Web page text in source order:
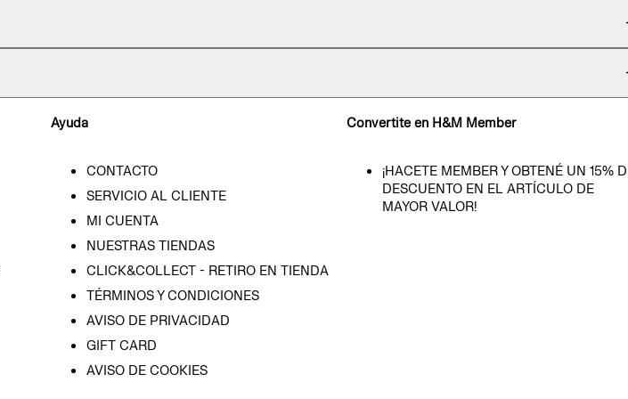
Ayuda
CONTACTO
SERVICIO AL CLIENTE
MI CUENTA
NUESTRAS TIENDAS
CLICK&COLLECT - RETIRO EN TIENDA
TÉRMINOS Y CONDICIONES
AVISO DE PRIVACIDAD
GIFT CARD
AVISO DE COOKIES
Convertite en H&M Member
¡HACETE MEMBER Y OBTENÉ UN 15%
DESCUENTO EN EL ARTÍCULO DE
MAYOR VALOR!